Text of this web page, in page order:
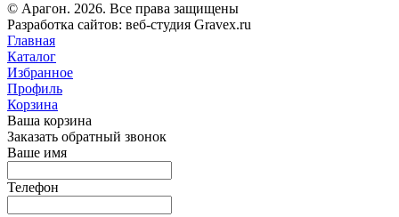
© Арагон. 2026. Все права защищены
Разработка сайтов: веб-студия Gravex.ru
Главная
Каталог
Избранное
Профиль
Корзина
Ваша корзина
Заказать обратный звонок
Ваше имя
Телефон